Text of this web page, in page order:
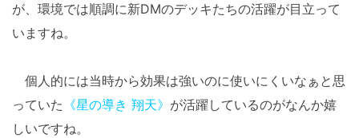
が、環境では順調に新DMのデッキたちの活躍が目立って
いますね。
個人的には当時から効果は強いのに使いにくいなぁと思
っていた 《星の導き 翔天》 が活躍しているのがなんか嬉
しいですね。